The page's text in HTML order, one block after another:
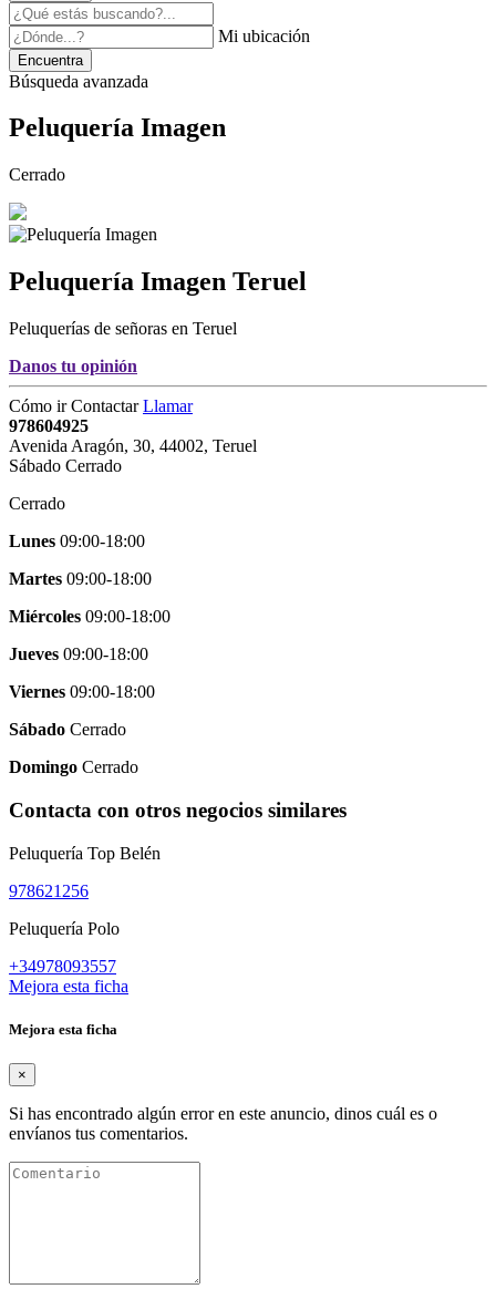
Mi ubicación
Encuentra
Búsqueda avanzada
Peluquería Imagen
Cerrado
Peluquería Imagen Teruel
Peluquerías de señoras en Teruel
Danos tu opinión
Cómo irContactarLlamar
978604925
Avenida Aragón, 30, 44002, Teruel
Sábado Cerrado
Cerrado
Lunes 09:00-18:00
Martes 09:00-18:00
Miércoles 09:00-18:00
Jueves 09:00-18:00
Viernes 09:00-18:00
Sábado Cerrado
Domingo Cerrado
Contacta con otros negocios similares
Peluquería Top Belén
978621256
Peluquería Polo
+34978093557
Mejora esta ficha
Mejora esta ficha
×
Si has encontrado algún error en este anuncio, dinos cuál es o
envíanos tus comentarios.